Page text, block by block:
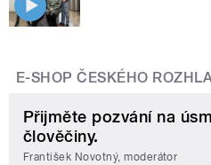
E-SHOP ČESKÉHO
Přijměte pozvání na
člověčiny.
František Novotný, moderátor